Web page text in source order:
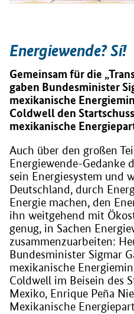
Energiewende? Sí!
Gemeinsam für die
gaben Bundesminister
mexikanische
Coldwell den
mexikanische
Auch über den großen
Energiewende-Gedanke
sein Energiesystem und
Deutschland, durch
Energie machen, den
ihn weitgehend mit
genug, in Sachen
zusammenzuarbeiten:
Bundesminister Sigmar
mexikanische
Coldwell im Beisein des
Mexiko, Enrique Peña
Mexikanische